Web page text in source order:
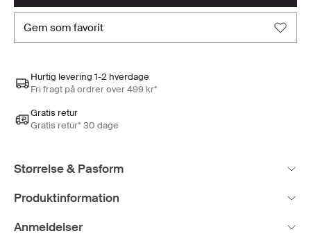
gem som favorit
Hurtig levering 1-2 hverdage
Fri fragt på ordrer over 499 kr*
Gratis retur
Gratis retur* 30 dage
Størrelse & Pasform
Produktinformation
Anmeldelser